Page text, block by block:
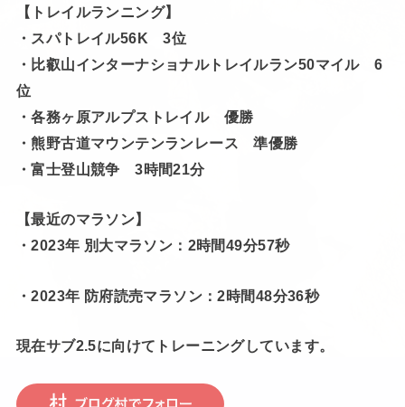
【トレイルランニング】
・スパトレイル56K 3位
・比叡山インターナショナルトレイルラン50マイル 6
位
・各務ヶ原アルプストレイル 優勝
・熊野古道マウンテンランレース 準優勝
・富士登山競争 3時間21分
【最近のマラソン】
・2023年 別大マラソン：2時間49分57秒
・2023年 防府読売マラソン：2時間48分36秒
現在サブ2.5に向けてトレーニングしています。